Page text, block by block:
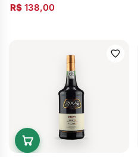
R$ 138,00